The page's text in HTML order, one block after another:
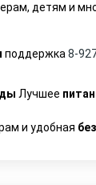
детям и
поддержка 8-
Лучшее
и удобная